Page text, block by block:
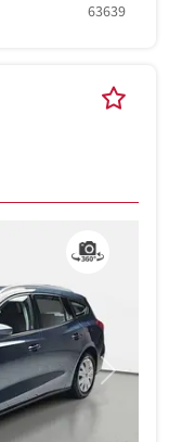
63639
Next